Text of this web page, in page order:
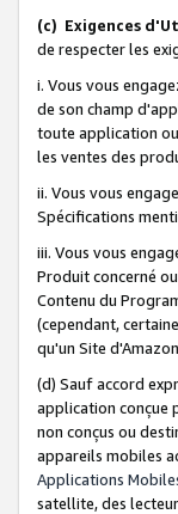
(c) Exigences
de respecter les
i. Vous vous
de son champ
toute application
les ventes des
ii. Vous vous
Spécifications
iii. Vous vous
Produit concerné
Contenu du
(cependant,
qu'un Site
(d) Sauf accord
application conçue
non conçus ou
appareils mobiles
Applications
satellite, des